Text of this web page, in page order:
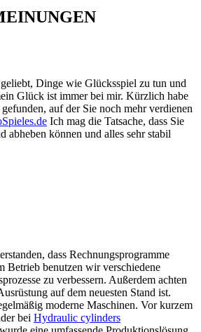
Dinge wie Glücksspiel zu tun und
Glück ist immer bei mir. Kürzlich habe
auf der Sie noch mehr verdienen
Ich mag die Tatsache, dass Sie
abheben können und alles sehr stabil
dass Rechnungsprogramme
Betrieb benutzen wir verschiedene
zu verbessern. Außerdem achten
auf dem neuesten Stand ist.
moderne Maschinen. Vor kurzem
bei Hydraulic cylinders